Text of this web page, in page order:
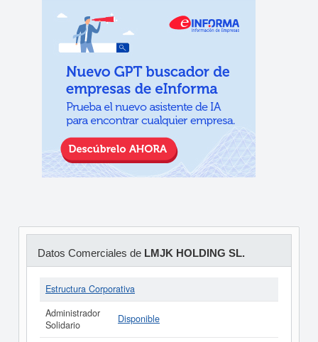
Datos Comerciales de LMJK HOLDING SL.
Estructura Corporativa
Administrador
Solidario
Disponible